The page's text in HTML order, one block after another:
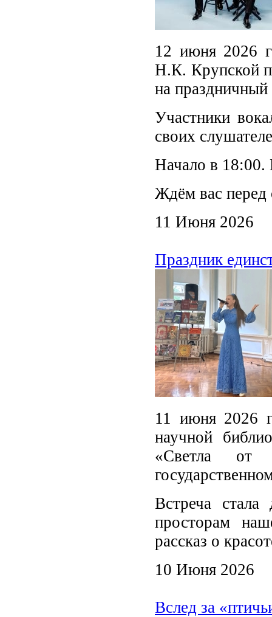
12 июня 2026
Н.К. Крупской
на
Участники
своих
Начало в 18:00.
Ждём вас перед
11 Июня 2026
Праздник
11 июня 2026
научной
«Светла от
Встреча
просторам
рассказ о
10 Июня 2026
Вслед за